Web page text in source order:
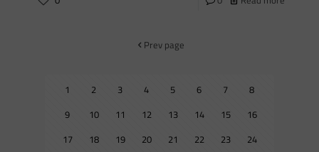
Prev page
1 2 3 4 5 6 7
8
9
10 11 12 13 14 15
16
17
18 19 20 21 22 23
24